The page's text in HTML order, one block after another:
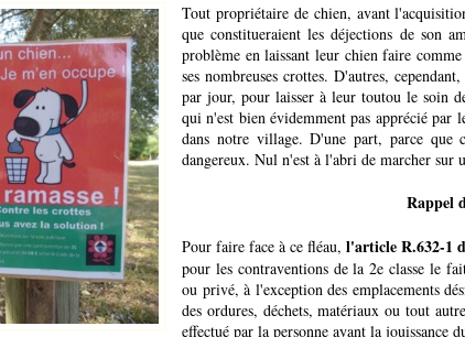
Tout propriétaire de chien, avant
que constitueraient les déjections de son
problème en laissant leur chien faire
ses nombreuses crottes. D'autres,
par jour, pour laisser à leur toutou le soin
qui n'est bien évidemment pas apprécié par
dans notre village. D'une part, parce que
dangereux. Nul n'est à l'abri de marcher sur
Rappel
Pour faire face à ce fléau, l'article R.632-1
pour les contraventions de la 2e classe le
ou privé, à l'exception des emplacements
des ordures, déchets, matériaux ou tout
effectué par la personne ayant la jouissance